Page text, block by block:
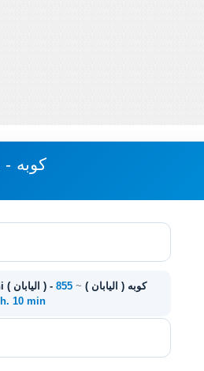
مباعدة KAGOSHIMA-SHI - كوبه
Kagoshima-shi ( اليابان ) - كوبه ( اليابان ) ~
855
10 h. 10 min